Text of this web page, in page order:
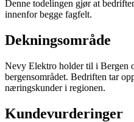
Denne todelingen gjør at
innenfor begge fagfelt.
Dekningsområde
Nevy Elektro holder til i Bergen
bergensområdet. Bedriften tar
næringskunder i regionen.
Kundevurderinger